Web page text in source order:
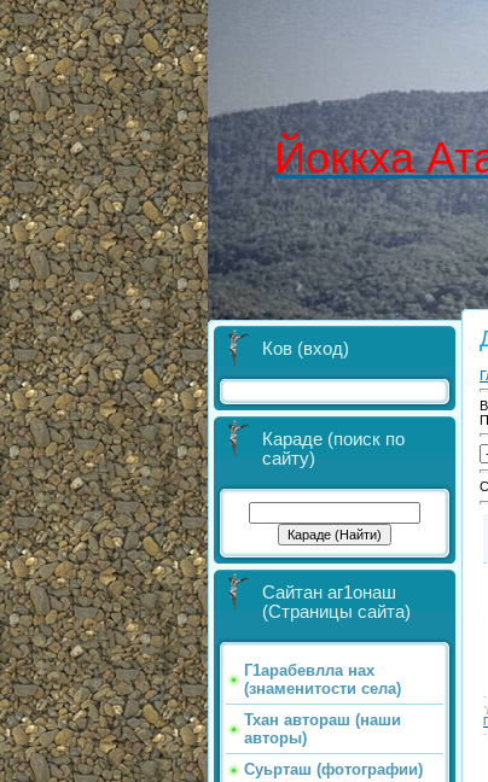
Йоккха
Ков (вход)
Караде (поиск по
сайту)
Сайтан аг1онаш
(Страницы сайта)
Г1арабевлла нах
(знаменитости села)
Тхан автораш (наши
авторы)
Суьрташ (фотографии)